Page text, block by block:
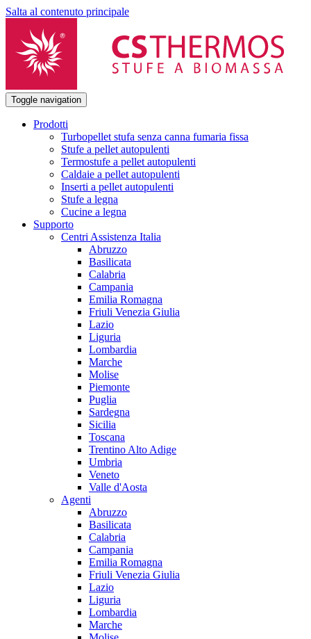
Salta al contenuto principale
Toggle navigation
Prodotti
Turbopellet stufa senza canna fumaria fissa
Stufe a pellet autopulenti
Termostufe a pellet autopulenti
Caldaie a pellet autopulenti
Inserti a pellet autopulenti
Stufe a legna
Cucine a legna
Supporto
Centri Assistenza Italia
Abruzzo
Basilicata
Calabria
Campania
Emilia Romagna
Friuli Venezia Giulia
Lazio
Liguria
Lombardia
Marche
Molise
Piemonte
Puglia
Sardegna
Sicilia
Toscana
Trentino Alto Adige
Umbria
Veneto
Valle d'Aosta
Agenti
Abruzzo
Basilicata
Calabria
Campania
Emilia Romagna
Friuli Venezia Giulia
Lazio
Liguria
Lombardia
Marche